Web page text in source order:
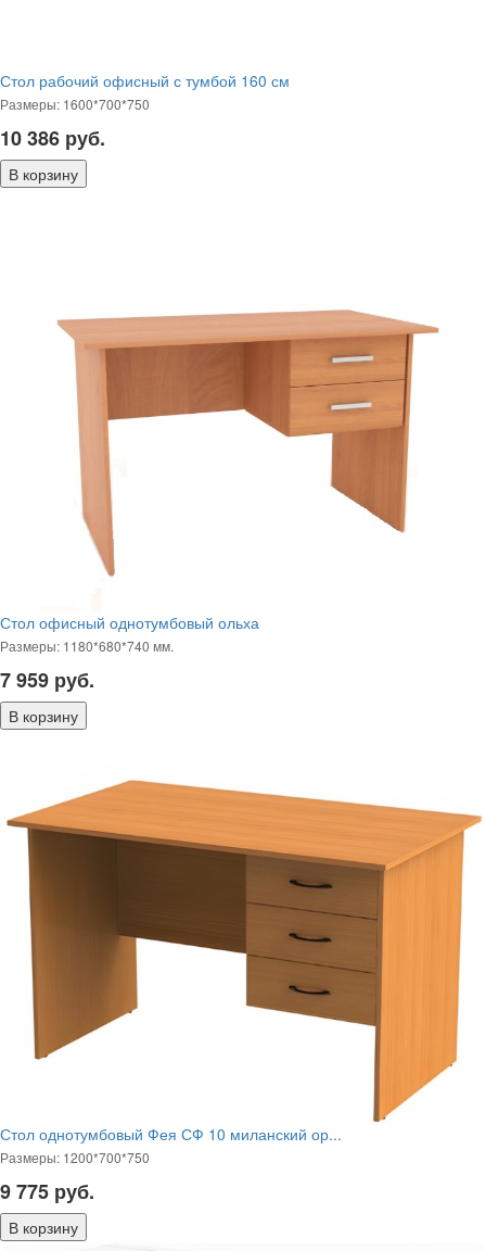
Стол рабочий офисный с тумбой 160 см
Размеры: 1600*700*750
10 386 руб.
Стол офисный однотумбовый ольха
Размеры: 1180*680*740 мм.
7 959 руб.
Стол однотумбовый Фея СФ 10 миланский ор...
Размеры: 1200*700*750
9 775 руб.